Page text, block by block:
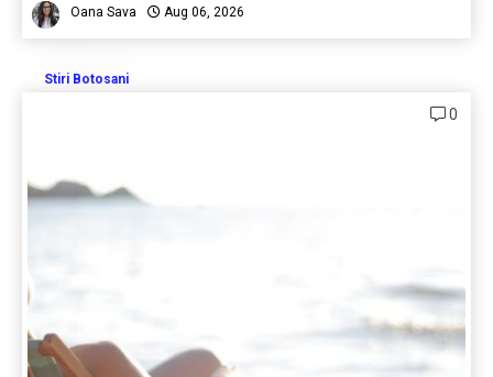
Oana Sava Aug 06, 2026
Stiri Botosani
0